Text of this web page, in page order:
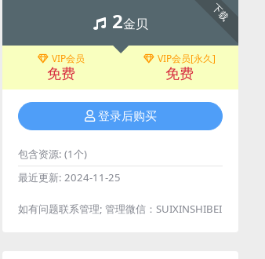
下载
2金贝
VIP会员
免费
VIP会员[永久]
免费
登录后购买
包含资源: (1个)
最近更新: 2024-11-25
如有问题联系管理; 管理微信：SUIXINSHIBEI